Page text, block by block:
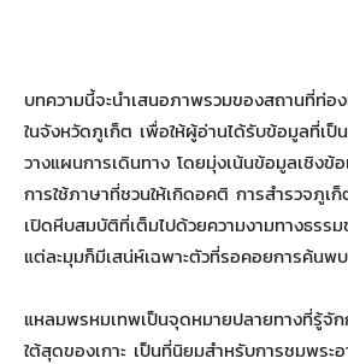
บทความนี้จะนำเสนอภาพรวมของสถานที่ท่อ
ในจังหวัดภูเก็ต เพื่อให้ผู้อ่านได้รับข้อมูลที่เป็น
วางแผนการเดินทาง โดยมุ่งเน้นข้อมูลเชิงข้
การใช้ภาษาที่ชวนให้เกิดอคติ การสำรวจภูเ
เปิดหีบสมบัติที่เต็มไปด้วยความงามทางธรร
แต่ละมุมก็มีเสน่ห์เฉพาะตัวที่รอคอยการค้นพบ
แหลมพรหมเทพเป็นจุดหมายปลายทางที่รู้จั
ใต้สุดของเกาะ เป็นที่นิยมสำหรับการชมพร